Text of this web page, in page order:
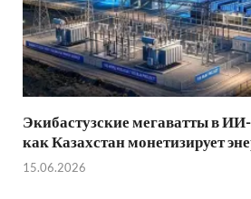
Экибастузские мегаватты в
как Казахстан монетизирует
15.06.2026